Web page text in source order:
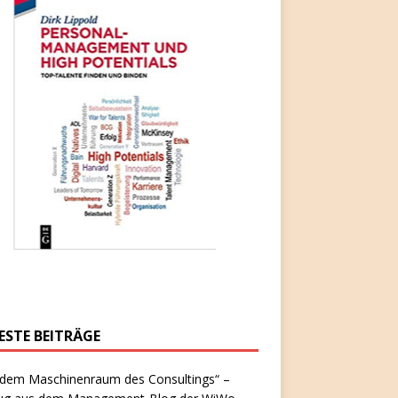
BEITRÄGE
Maschinenraum des Consultings“ –